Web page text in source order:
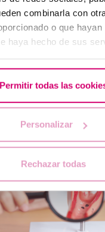
combinarla con
o que hayan
haya hecho de sus
Permitir todas las
Personalizar
Rechazar todas